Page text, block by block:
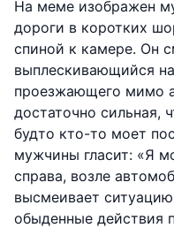
На меме изображен
дороги в коротких
спиной к камере. Он
выплескивающийся
проезжающего мимо
достаточно сильная,
будто кто-то моет
мужчины гласит: «Я
справа, возле
высмеивает
обыденные действия